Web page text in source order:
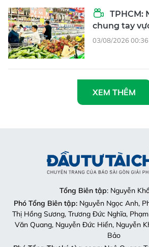
TPHCM:
chung tay
03/08/2026 00:36
XEM THÊM
Tổng Biên tập: Nguyễn
Phó Tổng Biên tập:Nguyễn Ngọc Anh,
Thị Hồng Sương, Trương Đức Nghĩa,
Văn Quang, Nguyễn Đức Hiển, Nguyễn
Bảo